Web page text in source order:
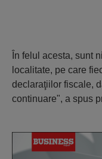
În felul acesta, sunt
localitate, pe care
declaraţiilor fiscale,
continuare", a spus